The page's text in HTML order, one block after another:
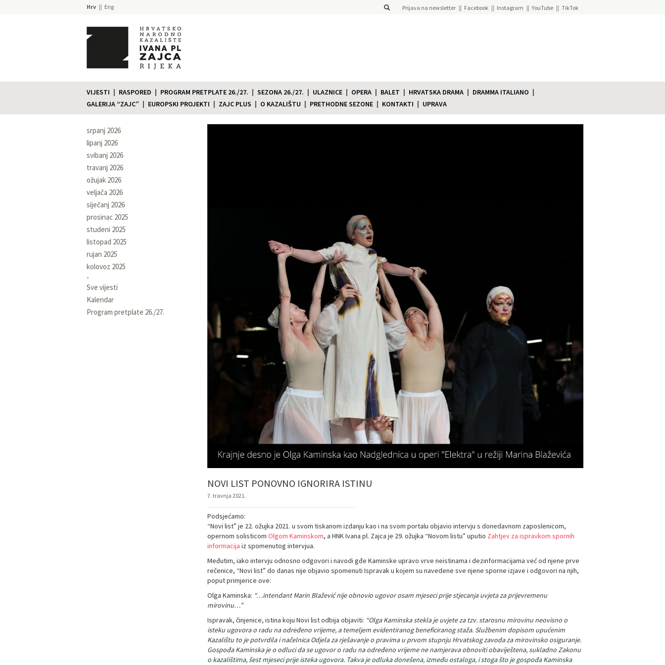
Hrv Eng Prijava na newsletter Facebook Instagram YouTube TikTok
VIJESTI RASPORED PROGRAM PRETPLATE 26./27. SEZONA 26./27. ULAZNICE OPERA BALET HRVATSKA DRAMA
DRAMMA ITALIANO
GALERIJA “ZAJC”
EUROPSKI PROJEKTI ZAJC PLUS O KAZALIŠTU PRETHODNE SEZONE KONTAKTI UPRAVA
srpanj 2026
lipanj 2026
svibanj 2026
travanj 2026
ožujak 2026
veljača 2026
siječanj 2026
prosinac 2025
studeni 2025
listopad 2025
rujan 2025
kolovoz 2025
Sve vijesti
Kalendar
Program pretplate 26./27.
NOVI LIST PONOVNO IGNORIRA ISTINU
7. travnja 2021.
Podsjećamo:
“Novi list” je 22. ožujka 2021. u svom tiskanom izdanju kao i na svom portalu objavio intervju s donedavnom zaposlenicom,
opernom solisticom Olgom Kaminskom, a HNK Ivana pl. Zajca je 29. ožujka “Novom listu” uputio Zahtjev za ispravkom spornih
informacija iz spomenutog intervjua.
Međutim, iako intervju odnosno odgovori i navodi gđe Kaminske upravo vrve neistinama i dezinformacijama već od njene prve
rečenice, “Novi list” do danas nije objavio spomenuti Ispravak u kojem su navedene sve njene sporne izjave i odgovori na njih,
poput primjerice ove:
Olga Kaminska: “…intendant Marin Blažević nije obnovio ugovor osam mjeseci prije stjecanja uvjeta za prijevremenu
mirovinu…”
Ispravak, činjenice, istina koju Novi list odbija objaviti: “Olga Kaminska stekla je uvjete za tzv. starosnu mirovinu neovisno o
isteku ugovora o radu na određeno vrijeme, a temeljem evidentiranog beneficiranog staža. Službenim dopisom upućenim
Kazalištu to je potvrdila i načelnica Odjela za rješavanje o pravima u prvom stupnju Hrvatskog zavoda za mirovinsko osiguranje.
Gospođa Kaminska je o odluci da se ugovor o radu na određeno vrijeme ne namjerava obnoviti obaviještena, sukladno Zakonu
o kazalištima, šest mjeseci prije isteka ugovora. Takva je odluka donešena, između ostaloga, i stoga što je gospođa Kaminska